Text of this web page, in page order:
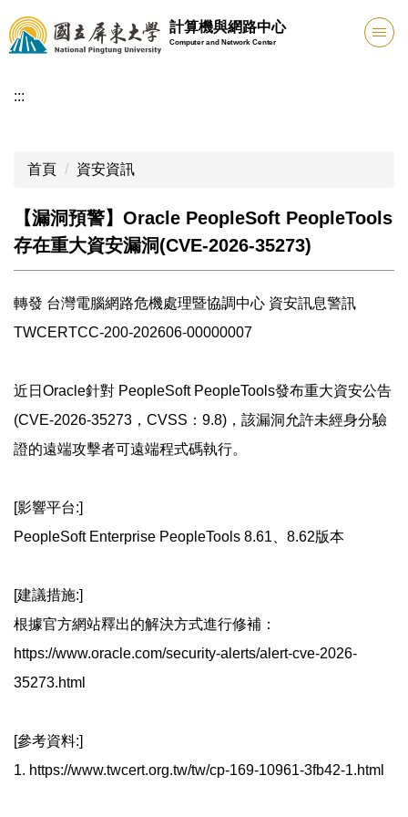
跳
到
主
內
計算機與網路中心
Computer and Network Center
:::
首頁 資安資訊
【漏洞預警】Oracle PeopleSoft PeopleTools
存在重大資安漏洞(CVE-2026-35273)
轉發 台灣電腦網路危機處理暨協調中心 資安訊息警訊
TWCERTCC-200-202606-00000007
近日Oracle針對 PeopleSoft PeopleTools發布重大資安公告
(CVE-2026-35273，CVSS：9.8)，該漏洞允許未經身分驗
證的遠端攻擊者可遠端程式碼執行。
[影響平台:]
PeopleSoft Enterprise PeopleTools 8.61、8.62版本
[建議措施:]
根據官方網站釋出的解決方式進行修補：
https://www.oracle.com/security-alerts/alert-cve-2026-
35273.html
[參考資料:]
1. https://www.twcert.org.tw/tw/cp-169-10961-3fb42-1.html